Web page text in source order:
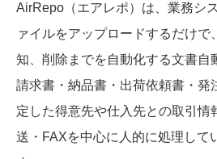
AirRepo（エアレポ）は、業務シ
ァイルをアップロードするだけで
知、削除までを自動化する文書自
請求書・納品書・出荷依頼書・発
定した得意先や仕入先との取引情
送・FAXを中心に人的に処理して